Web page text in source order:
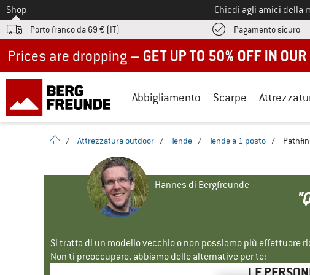
Allo
Shop Chiedi agli amici della
Porto franco da 69 € (IT) Pagamento sicuro
Abbigliamento Scarpe
pagina iniziale
/ Attrezzatura outdoor / Tende / Tende a 1 posto /
Hannes di Bergfreunde
Si tratta di un modello vecchio o non possiamo più effettuare
Non ti preoccupare, abbiamo delle alternative per te: